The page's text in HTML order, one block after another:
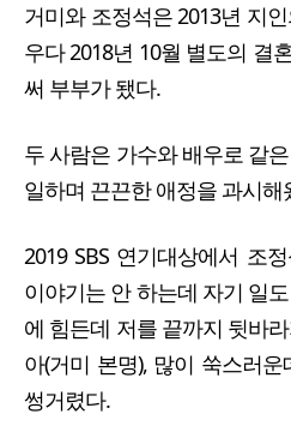
거미와 조정석은 2013년 지
우다 2018년 10월 별도의 결
써 부부가 됐다.
두 사람은 가수와 배우로 같
일하며 끈끈한 애정을 과시해
2019 SBS 연기대상에서 조
이야기는 안 하는데 자기 일
에 힘든데 저를 끝까지 뒷바
아(거미 본명), 많이 쑥스러
썽거렸다.